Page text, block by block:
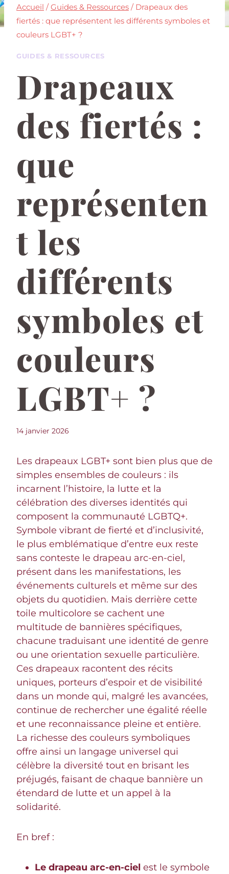
Accueil / Guides & Ressources / Drapeaux des
fiertés : que représentent les différents symboles et
couleurs LGBT+ ?
GUIDES & RESSOURCES
Drapeaux
des fiertés :
que
représenten
t les
différents
symboles et
couleurs
LGBT+ ?
14 janvier 2026
Les drapeaux LGBT+ sont bien plus que de
simples ensembles de couleurs : ils
incarnent l’histoire, la lutte et la
célébration des diverses identités qui
composent la communauté LGBTQ+.
Symbole vibrant de fierté et d’inclusivité,
le plus emblématique d’entre eux reste
sans conteste le drapeau arc-en-ciel,
présent dans les manifestations, les
événements culturels et même sur des
objets du quotidien. Mais derrière cette
toile multicolore se cachent une
multitude de bannières spécifiques,
chacune traduisant une identité de genre
ou une orientation sexuelle particulière.
Ces drapeaux racontent des récits
uniques, porteurs d’espoir et de visibilité
dans un monde qui, malgré les avancées,
continue de rechercher une égalité réelle
et une reconnaissance pleine et entière.
La richesse des couleurs symboliques
offre ainsi un langage universel qui
célèbre la diversité tout en brisant les
préjugés, faisant de chaque bannière un
étendard de lutte et un appel à la
solidarité.
En bref :
Le drapeau arc-en-ciel est le symbole